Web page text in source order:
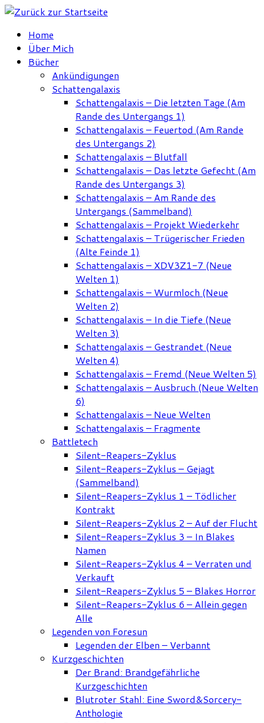
Zum
springenHome
Über Mich
Bücher
Ankündigungen
Schattengalaxis
Schattengalaxis – Die letzten Tage (Am
Rande des Untergangs 1)
Schattengalaxis – Feuertod (Am Rande
des Untergangs 2)
Schattengalaxis – Blutfall
Schattengalaxis – Das letzte Gefecht (Am
Rande des Untergangs 3)
Schattengalaxis – Am Rande des
Untergangs (Sammelband)
Schattengalaxis – Projekt Wiederkehr
Schattengalaxis – Trügerischer Frieden
(Alte Feinde 1)
Schattengalaxis – XDV3Z1-7 (Neue
Welten 1)
Schattengalaxis – Wurmloch (Neue
Welten 2)
Schattengalaxis – In die Tiefe (Neue
Welten 3)
Schattengalaxis – Gestrandet (Neue
Welten 4)
Schattengalaxis – Fremd (Neue Welten 5)
Schattengalaxis – Ausbruch (Neue Welten
6)
Schattengalaxis – Neue Welten
Schattengalaxis – Fragmente
Battletech
Silent-Reapers-Zyklus
Silent-Reapers-Zyklus – Gejagt
(Sammelband)
Silent-Reapers-Zyklus 1 – Tödlicher
Kontrakt
Silent-Reapers-Zyklus 2 – Auf der Flucht
Silent-Reapers-Zyklus 3 – In Blakes
Namen
Silent-Reapers-Zyklus 4 – Verraten und
Verkauft
Silent-Reapers-Zyklus 5 – Blakes Horror
Silent-Reapers-Zyklus 6 – Allein gegen
Alle
Legenden von Foresun
Legenden der Elben – Verbannt
Kurzgeschichten
Der Brand: Brandgefährliche
Kurzgeschichten
Blutroter Stahl: Eine Sword&Sorcery-
Anthologie